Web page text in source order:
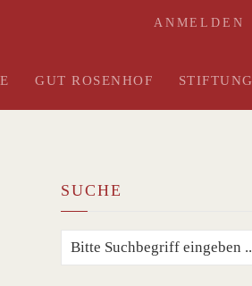
ANMELDEN
GUT ROSENHOF STIFTUNG
SUCHE